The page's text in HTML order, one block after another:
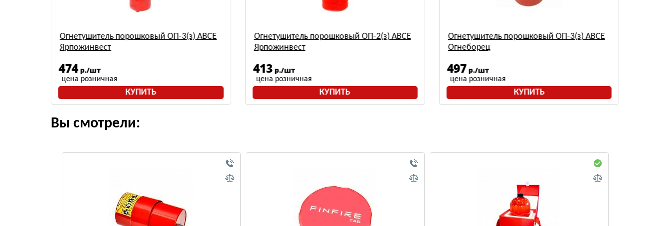
Огнетушитель порошковый ОП-3(з) АВСЕ
Ярпожинвест
474 р./шт
цена розничная
КУПИТЬ
Огнетушитель порошковый ОП-2(з) АВСЕ
Ярпожинвест
413 р./шт
цена розничная
КУПИТЬ
Огнетушитель порошковый ОП-3(з) АВСЕ
Огнеборец
497 р./шт
цена розничная
КУПИТЬ
Вы смотрели: